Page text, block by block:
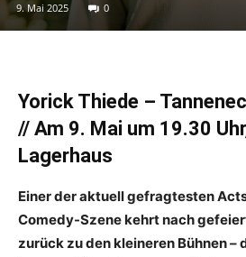
9. Mai 2025 0
Yorick Thiede –
// Am 9. Mai um 19.30
Lagerhaus
Einer der aktuell gefragtesten
Comedy-Szene kehrt nach
zurück zu den kleineren Bühnen –